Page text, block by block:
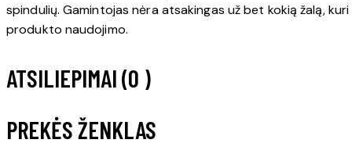
spindulių. Gamintojas nėra atsakingas už bet kokią žalą,
produkto naudojimo.
ATSILIEPIMAI (0 )
PREKĖS ŽENKLAS